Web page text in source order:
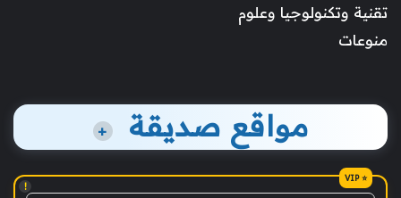
تقنية وتكنولوجيا وعلوم
منوعات
مواقع صديقة +
!